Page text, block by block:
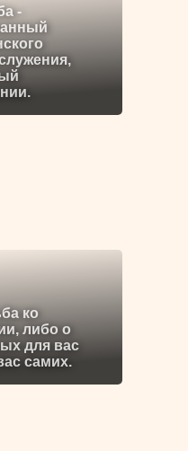
-
ко
либо о
для вас
самих.